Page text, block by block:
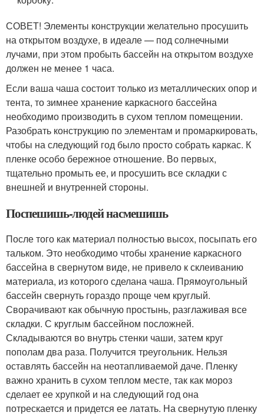
СОВЕТ! Элементы конструкции желательно просушить
на открытом воздухе, в идеале — под солнечными
лучами, при этом пробыть бассейн на открытом воздухе
должен не менее 1 часа.
Если ваша чаша состоит только из металлических опор и
тента, то зимнее хранение каркасного бассейна
необходимо производить в сухом теплом помещении.
Разобрать конструкцию по элементам и промаркировать,
чтобы на следующий год было просто собрать каркас. К
пленке особо бережное отношение. Во первых,
тщательно промыть ее, и просушить все складки с
внешней и внутренней стороны.
Поспешишь-людей насмешишь
После того как материал полностью высох, посыпать его
тальком. Это необходимо чтобы хранение каркасного
бассейна в свернутом виде, не привело к склеиванию
материала, из которого сделана чаша. Прямоугольный
бассейн свернуть гораздо проще чем круглый.
Сворачивают как обычную простынь, разглаживая все
складки. С круглым бассейном посложней.
Складываются во внутрь стенки чаши, затем круг
пополам два раза. Получится треугольник. Нельзя
оставлять бассейн на неотапливаемой даче. Пленку
важно хранить в сухом теплом месте, так как мороз
сделает ее хрупкой и на следующий год она
потрескается и придется ее латать. На свернутую пленку